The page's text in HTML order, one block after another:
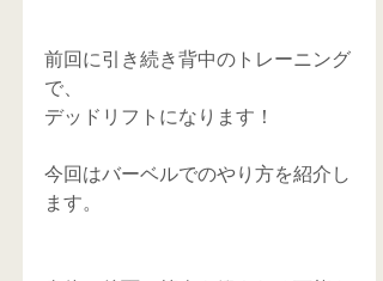
前回に引き続き背中のトレーニング
で、
デッドリフトになります！
今回はバーベルでのやり方を紹介し
ます。